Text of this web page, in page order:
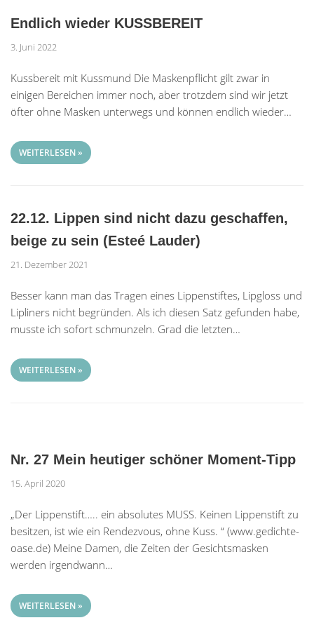
Endlich wieder KUSSBEREIT
3. Juni 2022
Kussbereit mit Kussmund Die Maskenpflicht gilt zwar in
einigen Bereichen immer noch, aber trotzdem sind wir jetzt
öfter ohne Masken unterwegs und können endlich wieder…
WEITERLESEN »
22.12. Lippen sind nicht dazu geschaffen,
beige zu sein (Esteé Lauder)
21. Dezember 2021
Besser kann man das Tragen eines Lippenstiftes, Lipgloss und
Lipliners nicht begründen. Als ich diesen Satz gefunden habe,
musste ich sofort schmunzeln. Grad die letzten…
WEITERLESEN »
Nr. 27 Mein heutiger schöner Moment-Tipp
15. April 2020
„Der Lippenstift….. ein absolutes MUSS. Keinen Lippenstift zu
besitzen, ist wie ein Rendezvous, ohne Kuss. “ (www.gedichte-
oase.de) Meine Damen, die Zeiten der Gesichtsmasken
werden irgendwann…
WEITERLESEN »